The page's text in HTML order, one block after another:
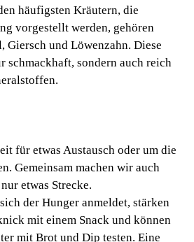
häufigsten Kräutern, die
vorgestellt werden, gehören
Giersch und Löwenzahn. Diese
schmackhaft, sondern auch reich
für etwas Austausch oder um die
Gemeinsam machen wir auch
etwas Strecke.
der Hunger anmeldet, stärken
mit einem Snack und können
mit Brot und Dip testen. Eine